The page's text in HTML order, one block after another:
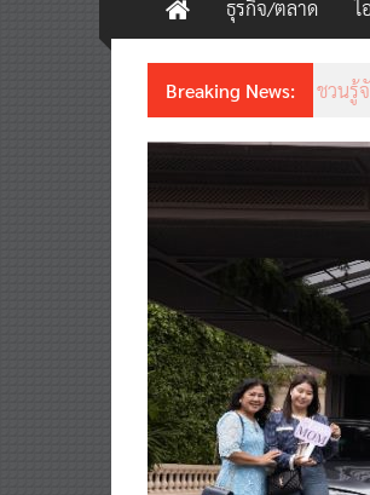
ธุรกิจ/ตลาด ไ
Breaking News: ชวนรู้